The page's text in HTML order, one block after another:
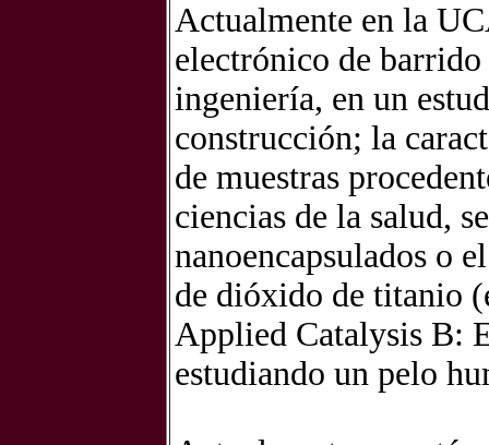
Actualmente en la
electrónico de barrido
ingeniería, en un
construcción; la
de muestras
ciencias de la salud,
nanoencapsulados o
de dióxido de titanio
Applied Catalysis B:
estudiando un pelo